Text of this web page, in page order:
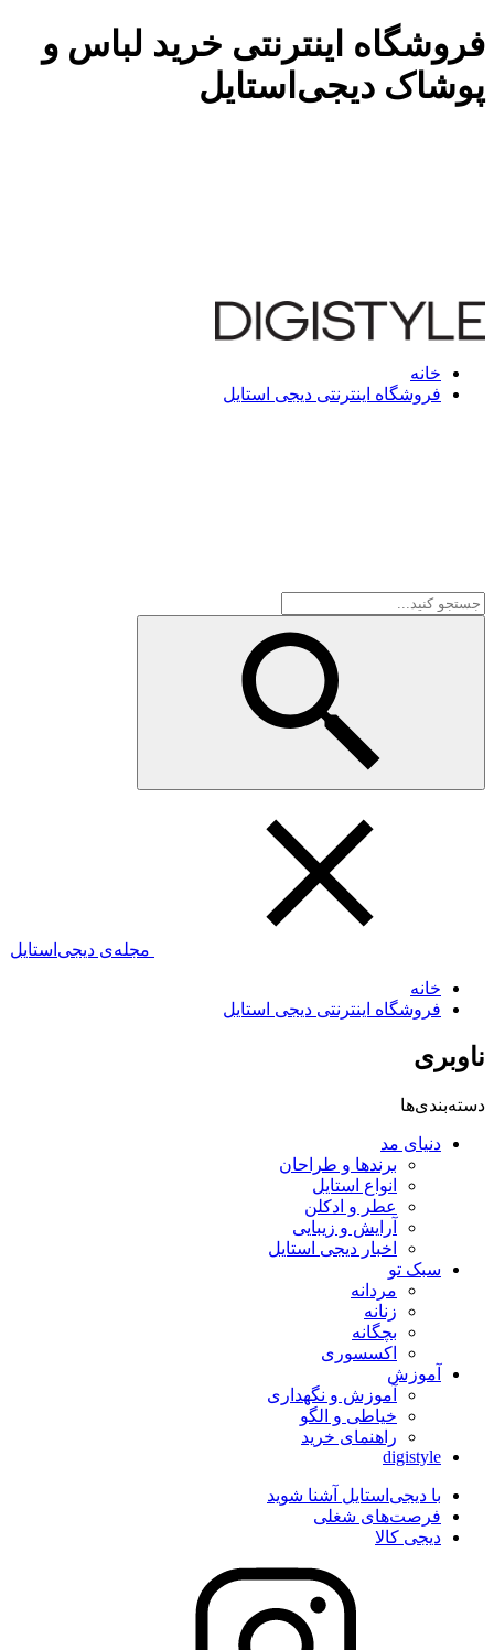
فروشگاه اینترنتی خرید لباس و
پوشاک دیجی‌استایل
خانه
فروشگاه اینترنتی دیجی استایل
مجله‌ی دیجی‌استایل
خانه
فروشگاه اینترنتی دیجی استایل
ناوبری
دسته‌بندی‌ها
دنیای مد
برندها و طراحان
انواع استایل
عطر و ادکلن
آرایش و زیبایی
اخبار دیجی استایل
سبک تو
مردانه
زنانه
بچگانه
اکسسوری
آموزش
آموزش و نگهداری
خیاطی و الگو
راهنمای خرید
digistyle
با دیجی‌استایل آشنا شوید
فرصت‌های شغلی
دیجی کالا